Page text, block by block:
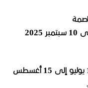
سبتمبر
يوليو إلى
أغسطس
.